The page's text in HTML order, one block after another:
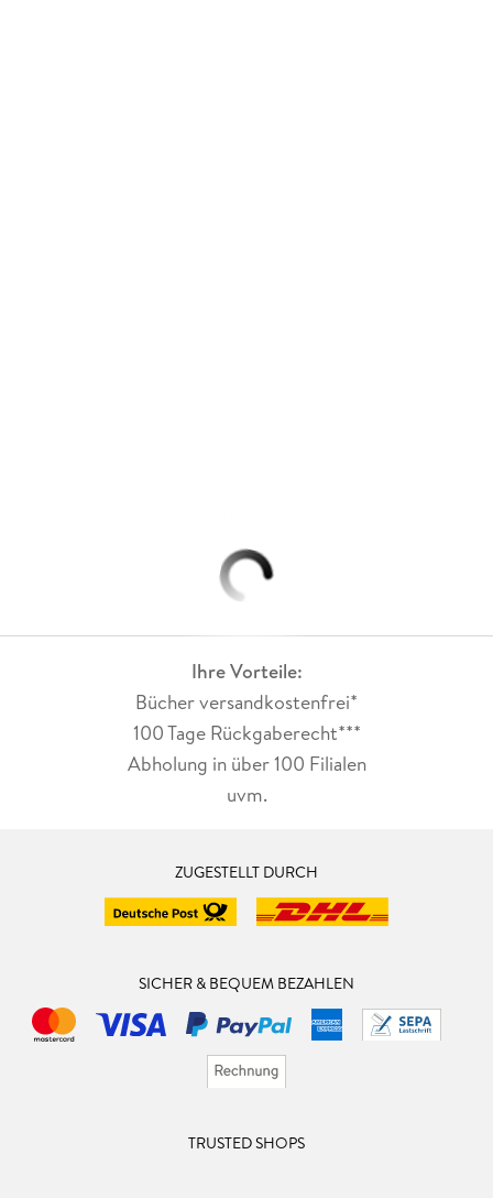
Ihre Vorteile:
Bücher versandkostenfrei*
100 Tage Rückgaberecht***
Abholung in über 100 Filialen
uvm.
ZUGESTELLT DURCH
SICHER & BEQUEM BEZAHLEN
TRUSTED SHOPS